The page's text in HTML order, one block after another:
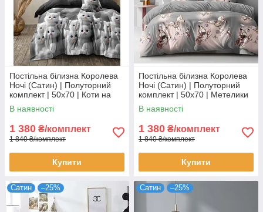
Постільна білизна Королева
Ночі (Сатин) | Полуторний
комплект | 50х70 | Коти на
сірому
В наявності
1 380 ₴/комплект
1 840 ₴/комплект
Купити
Постільна білизна Королева
Ночі (Сатин) | Полуторний
комплект | 50х70 | Метелики
на сірому
В наявності
1 380 ₴/комплект
1 840 ₴/комплект
Купити
Сатин –25% Сатин –25%